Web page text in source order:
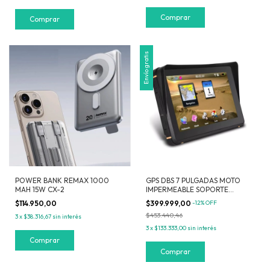
Comprar
POWER BANK REMAX 1000
MAH 15W CX-2
$114.950,00
3x$38.316,67 sin interés
Comprar
Envío gratis
GPS DBS 7 PULGADAS MOTO
IMPERMEABLE SOPORTE
REFORZADO MAPAS
MERCOSUR
$399.999,00 -12%OFF
$453.440,46
3x$133.333,00 sin interés